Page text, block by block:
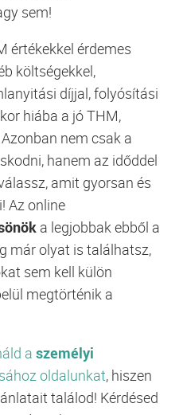
sem!
értékekkel érdemes
költségekkel,
díjjal, folyósítási
hiába a jó THM,
nem csak a
hanem az időddel
amit gyorsan és
Az online
a legjobbak ebből a
már olyat is találhatsz,
sem kell külön
megtörténik a
a személyi
oldalunkat, hiszen
találod! Kérdésed